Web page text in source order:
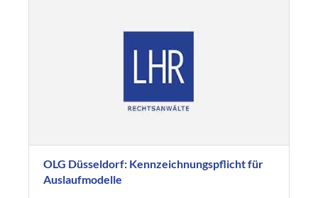
OLG Düsseldorf: Kennzeichnungspflicht für
Auslaufmodelle